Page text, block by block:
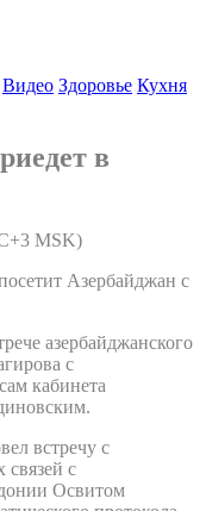
Видео Здоровье Кухня
в
MSK)
Азербайджан с
азербайджанского
с
кабинета
встречу с
связей с
Освитом